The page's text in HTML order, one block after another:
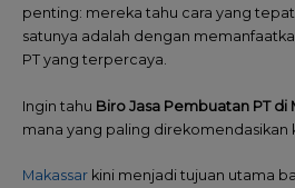
penting: mereka tahu cara yang
satunya adalah dengan
PT yang terpercaya.
Ingin tahu Biro Jasa Pembuatan PT di
mana yang paling direkomendasikan
Makassar kini menjadi tujuan utama